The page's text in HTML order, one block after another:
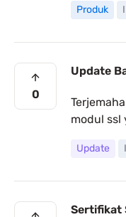
Produk
0
Update
modul ssl
Update
Sertifikat